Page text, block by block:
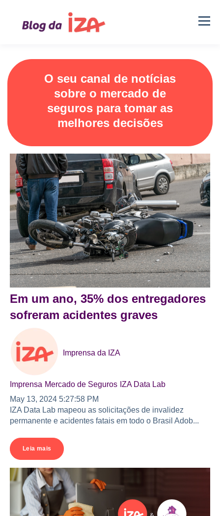
O seu canal de notícias
sobre o mercado de
seguros para tomar as
melhores decisões
Em um ano, 35% dos entregadores
sofreram acidentes graves
Imprensa da IZA
Imprensa Mercado de Seguros IZA Data Lab
May 13, 2024 5:27:58 PM
IZA Data Lab mapeou as solicitações de invalidez
permanente e acidentes fatais em todo o Brasil Adob...
Leia mais